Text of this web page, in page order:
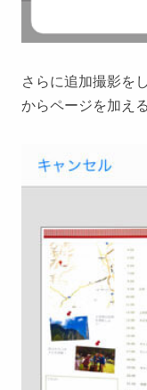
さらに追加撮影を
からページを加え